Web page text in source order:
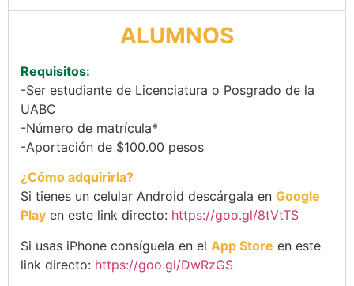
ALUMNOS
Requisitos:
-Ser estudiante de Licenciatura o Posgrado de la
UABC
-Número de matrícula*
-Aportación de $100.00 pesos
¿Cómo adquirirla?
Si tienes un celular Android descárgala en Google
Play en este link directo: https://goo.gl/8tVtTS
Si usas iPhone consíguela en el App Store en este
link directo: https://goo.gl/DwRzGS